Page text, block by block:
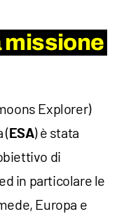
missione
Explorer)
( ESA) è stata
di
in particolare le
Europa e